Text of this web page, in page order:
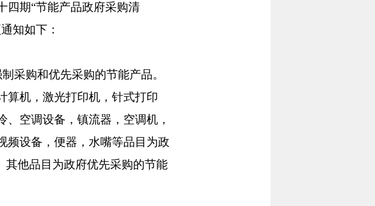
期“节能产品政府采购清
知如下：
购和优先采购的节能产品。
算机，激光打印机，针式打印
空调设备，镇流器，空调机，
频设备，便器，水嘴等品目为政
他品目为政府优先采购的节能